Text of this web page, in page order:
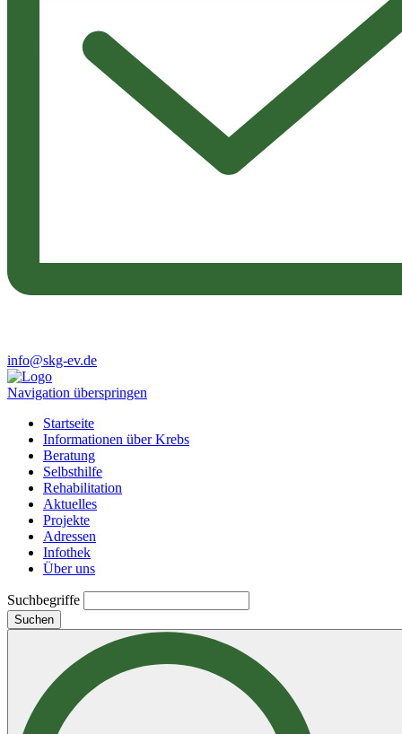
info@skg-ev.de
Navigation überspringen
Startseite
Informationen über Krebs
Beratung
Selbsthilfe
Rehabilitation
Aktuelles
Projekte
Adressen
Infothek
Über uns
Suchbegriffe
Suchen